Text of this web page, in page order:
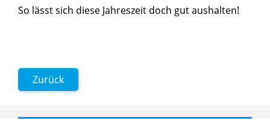
So lässt sich diese Jahreszeit doch gut aushalten!
Zurück